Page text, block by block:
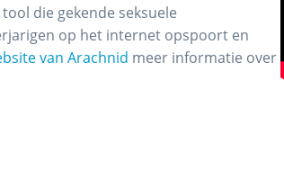
die gekende seksuele
op het internet opspoort en
van Arachnid meer informatie over